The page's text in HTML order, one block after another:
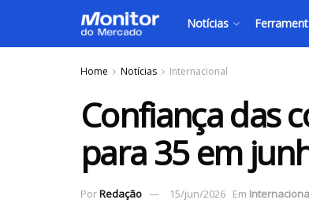
Notícias
Home Notícias Internacional
Confiança das
para 35 em
PorRedação 15/jun/2026 Em